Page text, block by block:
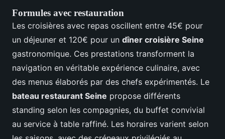
Formules avec restauration
Les croisières avec repas oscillent entre 45€ pour
un déjeuner et 120€ pour un dîner croisière Seine
gastronomique. Ces prestations transforment la
navigation en véritable expérience culinaire, avec
des menus élaborés par des chefs expérimentés. Le
bateau restaurant Seine propose différents
standing selon les compagnies, du buffet convivial
au service à table raffiné. Les horaires varient selon